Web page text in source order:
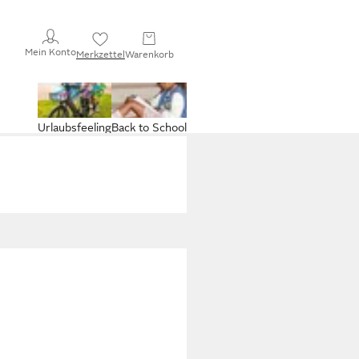
Mein KontoMerkzettelWarenkorb
Back to School
Urlaubsfeeling